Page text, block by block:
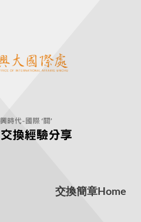
交換簡章 Home